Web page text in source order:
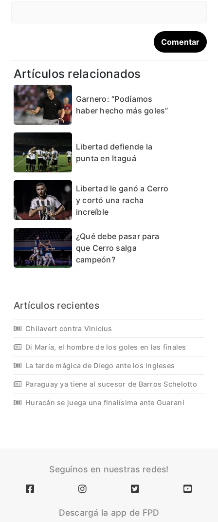
Artículos relacionados
Garnero: “Podíamos
haber hecho más goles”
Libertad defiende la
punta en Itaguá
Libertad le ganó a Cerro
y cortó una racha
increíble
¿Qué debe pasar para
que Cerro salga
campeón?
Artículos recientes
Chilavert contra Vinicius
Di María, el hombre de los goles en las finales
La tarde mágica de Diego ante los ingleses
Paraguay ya tiene al sucesor de Barros Schelotto
Huracán se juega una finalísima ante Guaraní
Seguínos en nuestras redes!
Descargá la app de FPD